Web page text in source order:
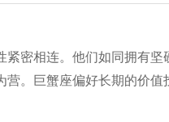
密相连。他们如同拥有坚
。巨蟹座偏好长期的价值